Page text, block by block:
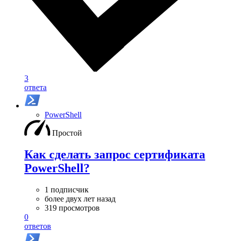
3
ответа
PowerShell
Простой
Как сделать запрос сертификата
PowerShell?
1 подписчик
более двух лет назад
319 просмотров
0
ответов